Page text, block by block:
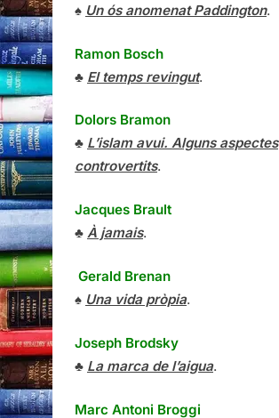
♠ Un ós anomenat Paddington.
Ramon Bosch
♣ El temps revingut.
Dolors Bramon
♣ L’islam avui. Alguns aspectes
controvertits.
Jacques Brault
♣ À jamais.
Gerald Brenan
♠ Una vida pròpia.
Joseph Brodsky
♣ La marca de l’aigua.
Marc Antoni Broggi